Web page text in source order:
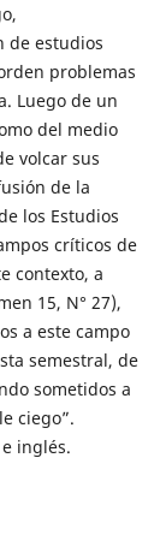
de estudios
problemas
Luego de un
del medio
volcar sus
de la
los Estudios
críticos de
contexto, a
15, N° 27),
a este campo
semestral, de
sometidos a
ciego”.
inglés.